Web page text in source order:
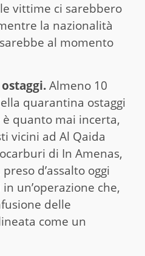
vittime ci sarebbero
la nazionalità
al momento
Almeno 10
quarantina ostaggi
quanto mai incerta,
vicini ad Al Qaida
di In Amenas,
d’assalto oggi
un’operazione che,
delle
come un